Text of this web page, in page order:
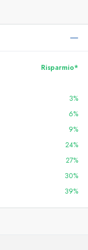
Risparmio*
3%
6%
9%
24%
27%
30%
39%